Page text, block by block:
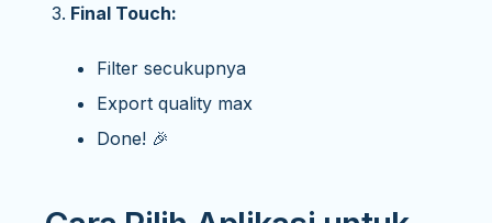
Final Touch:
Filter secukupnya
Export quality max
Done! 🎉